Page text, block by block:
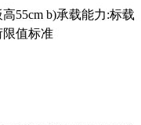
55cm b)承载能力:标载
限值标准